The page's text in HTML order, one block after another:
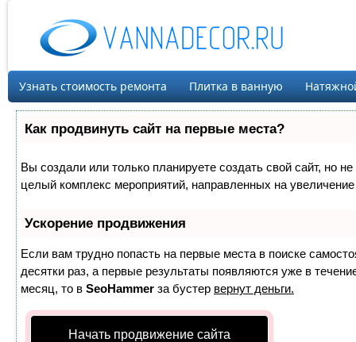
Узнать стоимость ремонта Плитка в ванную
Как продвинуть сайт на первые места?
Вы создали или только планируете создать свой сайт, но
целый комплекс мероприятий, направленных на
Ускорение продвижения
Если вам трудно попасть на первые места в поиске
десятки раз, а первые результаты появляются уже в
месяц, то в SeoHammer за бустер вернут деньги.
Начать продвижение сайта